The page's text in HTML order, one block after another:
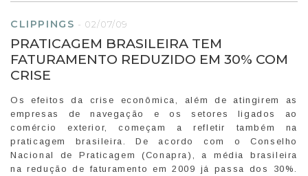
CLIPPINGS -02/07/09
PRATICAGEM BRASILEIRA TEM
FATURAMENTO REDUZIDO EM 30% COM
CRISE
Os efeitos da crise econômica, além de atingirem as
empresas de navegação e os setores ligados ao
comércio exterior, começam a refletir também na
praticagem brasileira. De acordo com o Conselho
Nacional de Praticagem (Conapra), a média brasileira
na redução de faturamento em 2009 já passa dos 30%.